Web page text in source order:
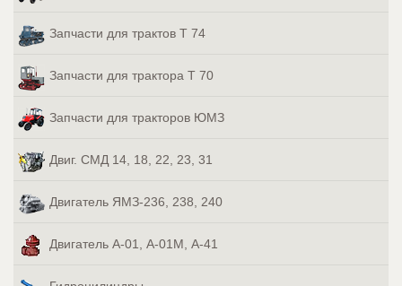
Запчасти для трактов Т 74
Запчасти для трактора Т 70
Запчасти для тракторов ЮМЗ
Двиг. СМД 14, 18, 22, 23, 31
Двигатель ЯМЗ-236, 238, 240
Двигатель А-01, А-01М, А-41